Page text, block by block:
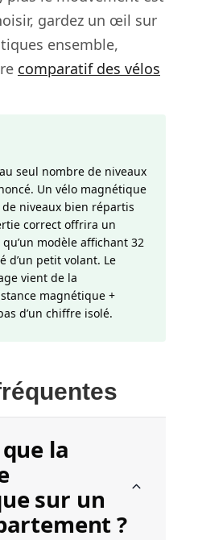
gardez un œil sur
ensemble,
comparatif des vélos
seul nombre de niveaux
Un vélo magnétique
niveaux bien répartis
correct offrira un
modèle affichant 32
d’un petit volant. Le
vient de la
magnétique +
d’un chiffre isolé.
la
sur un
?